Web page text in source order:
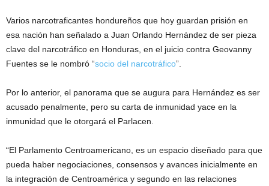
Varios narcotraficantes hondureños que hoy guardan prisión en
esa nación han señalado a Juan Orlando Hernández de ser pieza
clave del narcotráfico en Honduras, en el juicio contra Geovanny
Fuentes se le nombró “socio del narcotráfico”.
Por lo anterior, el panorama que se augura para Hernández es ser
acusado penalmente, pero su carta de inmunidad yace en la
inmunidad que le otorgará el Parlacen.
“El Parlamento Centroamericano, es un espacio diseñado para que
pueda haber negociaciones, consensos y avances inicialmente en
la integración de Centroamérica y segundo en las relaciones